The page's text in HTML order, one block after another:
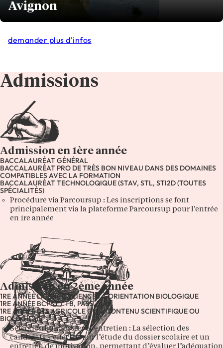
Avignon
demander plus d'infos
Admissions
Admission en 1ère année
BACCALAURÉAT GÉNÉRAL
BACCALAURÉAT PRO DE TRÈS BON NIVEAU DANS DES DOMAINES
COMPATIBLES AVEC LA FORMATION
BACCALAURÉAT TECHNOLOQIQUE (STAV, STL, STI2D (TOUTES
SPÉCIALITÉS)
Procédure via Parcoursup : Les inscriptions se font
principalement via la plateforme Parcoursup pour l'entrée
en 1re année
Admission en 2ème année
1RE ANNÉE LICENCE SCIENCES À ORIENTATION BIOLOGIQUE
1RE ANNÉE BCPST / TB, PASS /LAS
1RE ANNÉE BTS AGRICOLE OU À CONTENU SCIENTIFIQUE OU
BIOLOGIQUE
Sélection sur dossier et entretien : La sélection des
candidats s’effectue sur l’étude du dossier scolaire et un